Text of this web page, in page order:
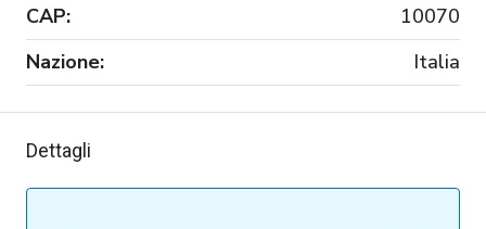
CAP:
10070
Nazione:
Italia
Dettagli